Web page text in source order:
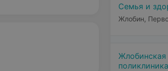
Семья и
Жлобин,
Жлобинская
поликлиника